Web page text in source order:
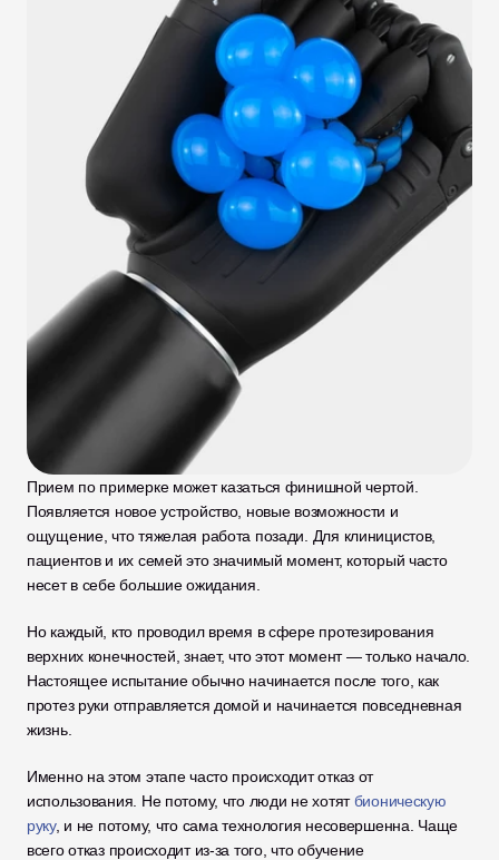
Прием по примерке может казаться финишной чертой.
Появляется новое устройство, новые возможности и
ощущение, что тяжелая работа позади. Для клиницистов,
пациентов и их семей это значимый момент, который часто
несет в себе большие ожидания.
Но каждый, кто проводил время в сфере протезирования
верхних конечностей, знает, что этот момент — только начало.
Настоящее испытание обычно начинается после того, как
протез руки отправляется домой и начинается повседневная
жизнь.
Именно на этом этапе часто происходит отказ от
использования. Не потому, что люди не хотят бионическую
руку, и не потому, что сама технология несовершенна. Чаще
всего отказ происходит из-за того, что обучение